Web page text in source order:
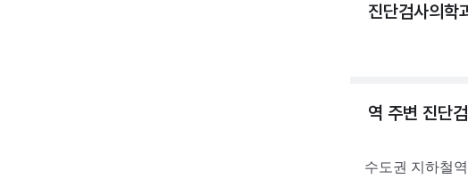
진단검사의학
역 주변 진단
수도권 지하철